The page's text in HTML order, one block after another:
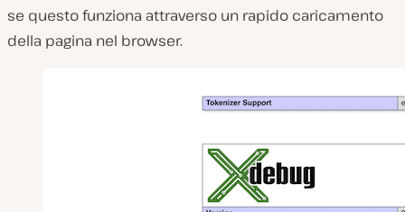
se questo funziona attraverso un rapido caricamento
della pagina nel browser.